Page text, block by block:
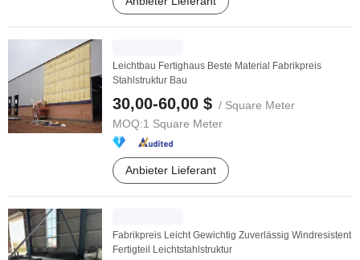
Leichtbau Fertighaus Beste Material Fabrikpreis
Stahlstruktur Bau
30,00-60,00 $ / Square Meter
MOQ:1 Square Meter
Anbieter Lieferant
Fabrikpreis Leicht Gewichtig Zuverlässig Windresistent
Fertigteil Leichtstahlstruktur